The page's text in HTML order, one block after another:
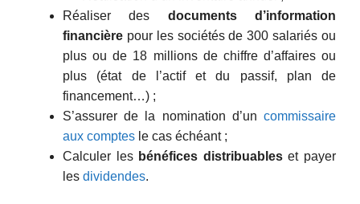
Réaliser des documents d’information
financière pour les sociétés de 300 salariés ou
plus ou de 18 millions de chiffre d’affaires ou
plus (état de l’actif et du passif, plan de
financement…) ;
S’assurer de la nomination d’un commissaire
aux comptes le cas échéant ;
Calculer les bénéfices distribuableset payer
les dividendes.